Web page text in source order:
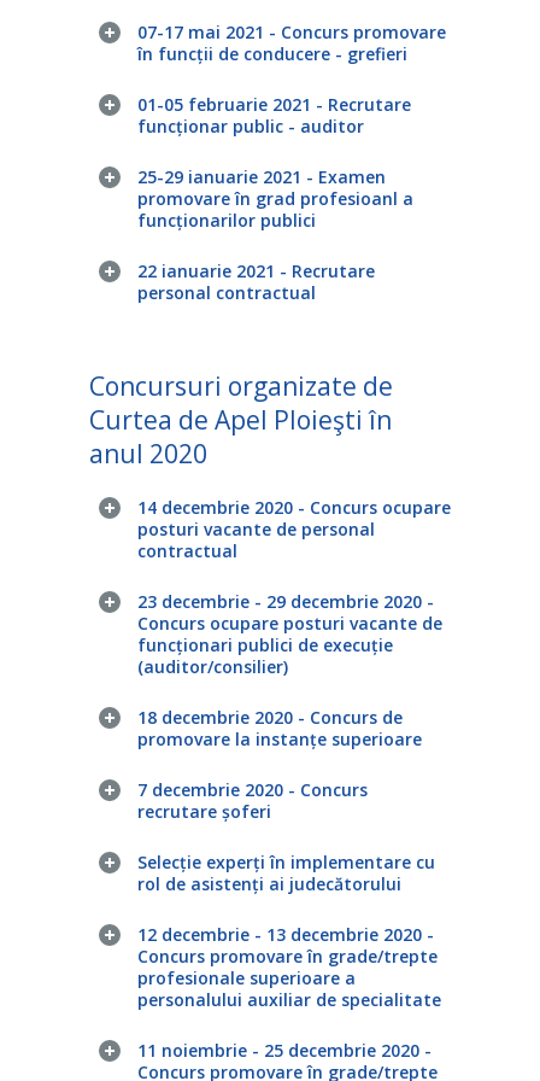
07-17 mai 2021 - Concurs promovare
în funcții de conducere - grefieri
01-05 februarie 2021 - Recrutare
funcționar public - auditor
25-29 ianuarie 2021 - Examen
promovare în grad profesioanl a
funcționarilor publici
22 ianuarie 2021 - Recrutare
personal contractual
Concursuri organizate de
Curtea de Apel Ploieşti în
anul 2020
14 decembrie 2020 - Concurs ocupare
posturi vacante de personal
contractual
23 decembrie - 29 decembrie 2020 -
Concurs ocupare posturi vacante de
funcționari publici de execuție
(auditor/consilier)
18 decembrie 2020 - Concurs de
promovare la instanțe superioare
7 decembrie 2020 - Concurs
recrutare șoferi
Selecție experți în implementare cu
rol de asistenți ai judecătorului
12 decembrie - 13 decembrie 2020 -
Concurs promovare în grade/trepte
profesionale superioare a
personalului auxiliar de specialitate
11 noiembrie - 25 decembrie 2020 -
Concurs promovare în grade/trepte